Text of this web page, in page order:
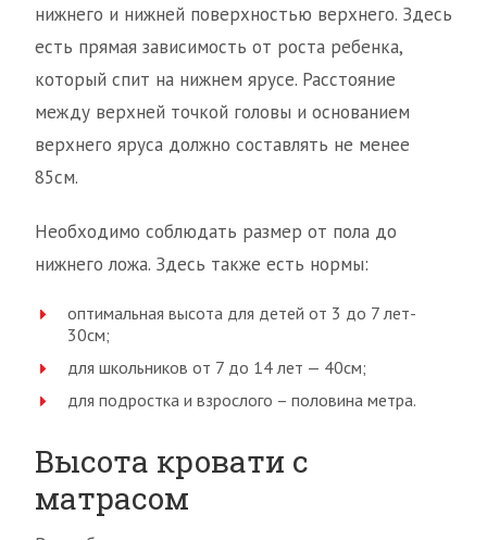
нижнего и нижней поверхностью верхнего. Здесь
есть прямая зависимость от роста ребенка,
который спит на нижнем ярусе. Расстояние
между верхней точкой головы и основанием
верхнего яруса должно составлять не менее
85см.
Необходимо соблюдать размер от пола до
нижнего ложа. Здесь также есть нормы:
оптимальная высота для детей от 3 до 7 лет-
30см;
для школьников от 7 до 14 лет — 40см;
для подростка и взрослого – половина метра.
Высота кровати с
матрасом